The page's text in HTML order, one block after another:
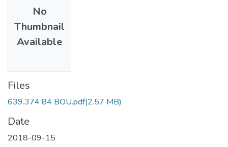
No
Thumbnail
Available
Files
639.374 84 BOU.pdf(2.57 MB)
Date
2018-09-15